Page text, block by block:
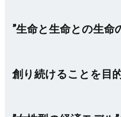
”生命と生命との生命
創り続けることを目